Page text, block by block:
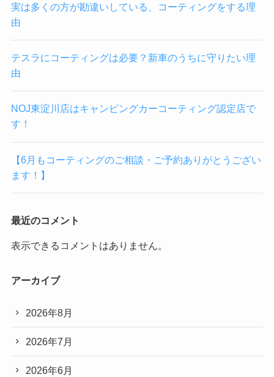
実は多くの方が勘違いしている、コーティングをする理
由
テスラにコーティングは必要？新車のうちに守りたい理
由
NOJ東淀川店はキャンピングカーコーティング認定店で
す！
【6月もコーティングのご相談・ご予約ありがとうござい
ます！】
最近のコメント
表示できるコメントはありません。
アーカイブ
2026年8月
2026年7月
2026年6月